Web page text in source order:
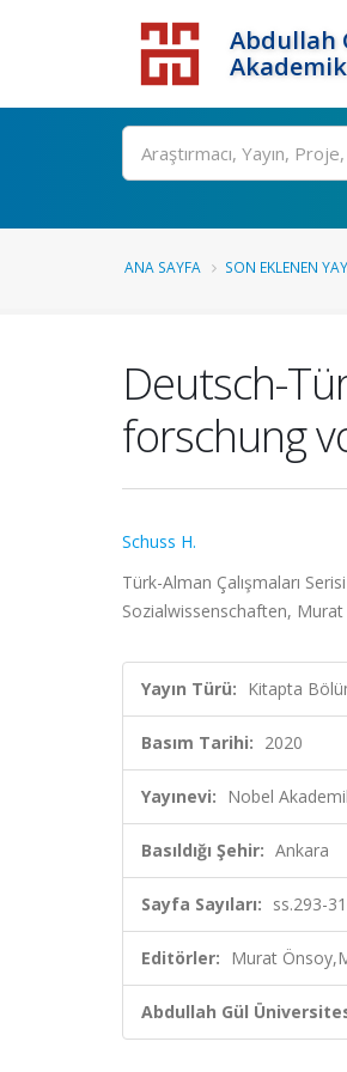
Abdullah
ANA SAYFA SON EKLENEN
Deutsch-
forschung
Schuss H.
Türk-Alman Çalışmaları
Sozialwissenschaften,
Yayın Türü: Kitapta
Basım Tarihi: 2020
Yayınevi: Nobel
Basıldığı Şehir: Ankara
Sayfa Sayıları: ss.293-
Editörler: Murat
Abdullah Gül